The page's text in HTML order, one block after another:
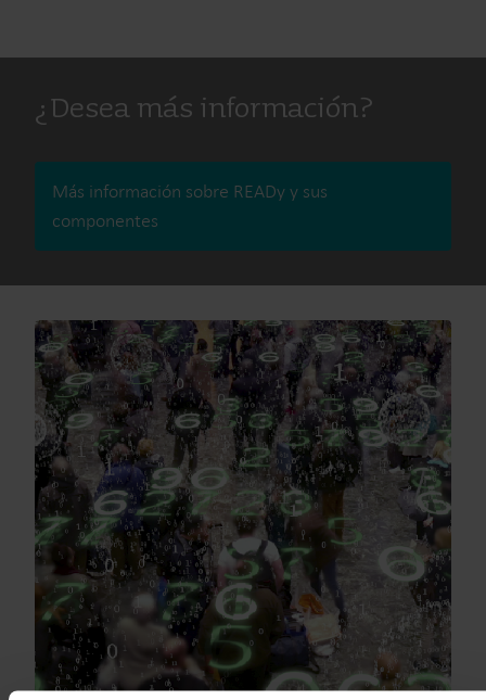
¿Desea más información?
Más información sobre READy y sus
componentes